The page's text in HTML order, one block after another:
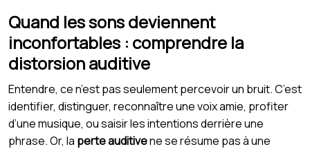
Quand les sons deviennent
inconfortables : comprendre la
distorsion auditive
Entendre, ce n’est pas seulement percevoir un bruit. C’est
identifier, distinguer, reconnaître une voix amie, profiter
d’une musique, ou saisir les intentions derrière une
phrase. Or, la perte auditivene se résume pas à une